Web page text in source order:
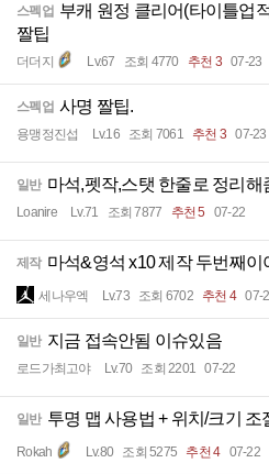
스펙업 부캐 원정 클리어(타이틀업
짤팁
더더지 Lv.67 조회 4770 추천 3 07-23
스펙업 사명 짤팁.
용맹정진섭 Lv.16 조회 7061 추천 3 07-23
일반 마석,펫작,스탯 한줄로 정리해
Loanire Lv.71 조회 7877 추천 5 07-22
제작 마석&영석 x10 제작 두번째이
세나우엑 Lv.73 조회 6702 추천 4 07-
일반 지금 접속안됨 이슈있음
로드가최고야 Lv.70 조회 2201 07-22
일반 투명 맵 사용법 + 위치/크기 조
Rokah Lv.80 조회 5275 추천 4 07-22